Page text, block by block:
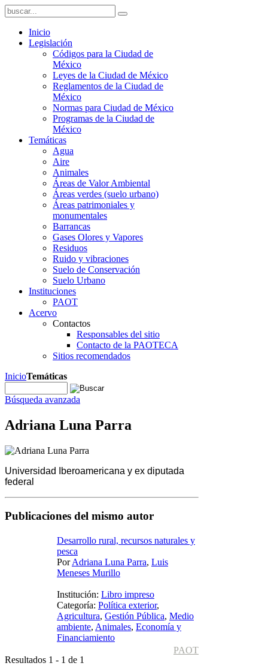
Inicio
Legislación
Códigos para la Ciudad de
México
Leyes de la Ciudad de México
Reglamentos de la Ciudad de
México
Normas para Ciudad de México
Programas de la Ciudad de
México
Temáticas
Agua
Aire
Animales
Áreas de Valor Ambiental
Áreas verdes (suelo urbano)
Áreas patrimoniales y
monumentales
Barrancas
Gases Olores y Vapores
Residuos
Ruido y vibraciones
Suelo de Conservación
Suelo Urbano
Instituciones
PAOT
Acervo
Contactos
Responsables del sitio
Contacto de la PAOTECA
Sitios recomendados
InicioTemáticas
Búsqueda avanzada
Adriana Luna Parra
Universidad Iberoamericana y ex diputada
federal
Publicaciones del mismo autor
Desarrollo rural, recursos naturales y
pesca
PorAdriana Luna Parra, Luis
Meneses Murillo
Institución: Libro impreso
Categoría: Política exterior,
Agricultura, Gestión Pública, Medio
ambiente, Animales, Economía y
Financiamiento
PAOT
Resultados 1 - 1 de 1